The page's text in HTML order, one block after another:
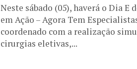
Neste sábado (05), haverá o Dia E
em Ação – Agora Tem
coordenado com a realização
cirurgias eletivas,...